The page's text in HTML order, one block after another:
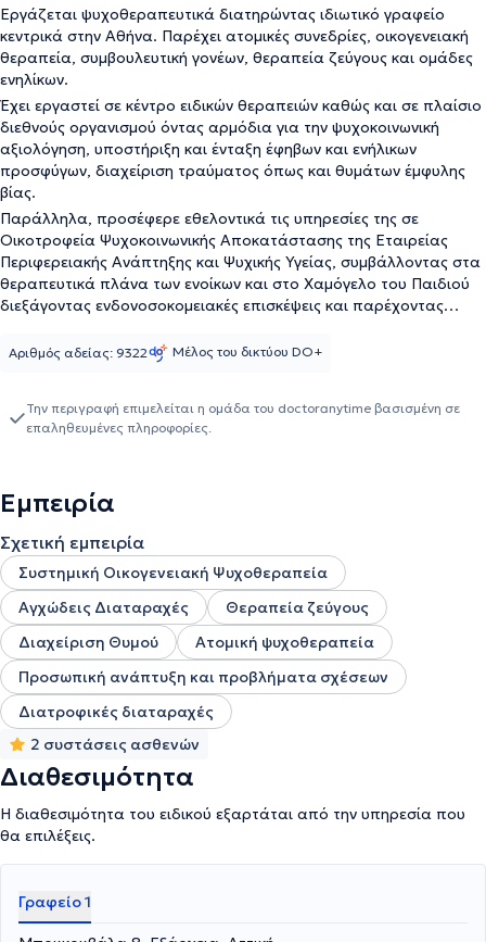
Εργάζεται ψυχοθεραπευτικά διατηρώντας ιδιωτικό γραφείο
κεντρικά στην Αθήνα. Παρέχει ατομικές συνεδρίες, οικογενειακή
θεραπεία, συμβουλευτική γονέων, θεραπεία ζεύγους και ομάδες
ενηλίκων.
Έχει εργαστεί σε κέντρο ειδικών θεραπειών καθώς και σε πλαίσιο
διεθνούς οργανισμού όντας αρμόδια για την ψυχοκοινωνική
αξιολόγηση, υποστήριξη και ένταξη έφηβων και ενήλικων
προσφύγων, διαχείριση τραύματος όπως και θυμάτων έμφυλης
βίας.
Παράλληλα, προσέφερε εθελοντικά τις υπηρεσίες της σε
Οικοτροφεία Ψυχοκοινωνικής Αποκατάστασης της Εταιρείας
Περιφερειακής Ανάπτηξης και Ψυχικής Υγείας, συμβάλλοντας στα
θεραπευτικά πλάνα των ενοίκων και στο Χαμόγελο του Παιδιού
διεξάγοντας ενδονοσοκομειακές επισκέψεις και παρέχοντας
υποστεί ενδοοικογενειακή βία.
Αριθμός αδείας: 9322 Μέλος του δικτύου DO+
Την περιγραφή επιμελείται η ομάδα του doctoranytime βασισμένη σε
επαληθευμένες πληροφορίες.
Εμπειρία
Σχετική εμπειρία
Συστημική Οικογενειακή Ψυχοθεραπεία
Αγχώδεις Διαταραχές
Θεραπεία ζεύγους
Διαχείριση Θυμού
Ατομική ψυχοθεραπεία
Προσωπική ανάπτυξη και προβλήματα σχέσεων
Διατροφικές διαταραχές
2 συστάσεις ασθενών
Διαθεσιμότητα
Η διαθεσιμότητα του ειδικού εξαρτάται από την υπηρεσία που
θα επιλέξεις.
Γραφείο 1